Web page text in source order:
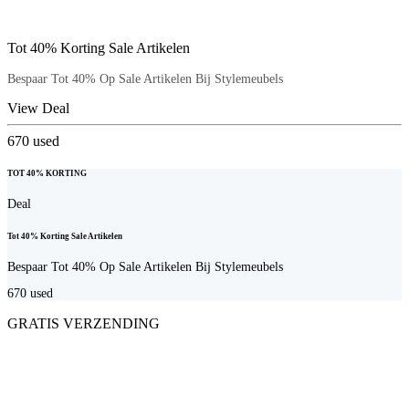
Tot 40% Korting Sale Artikelen
Bespaar Tot 40% Op Sale Artikelen Bij Stylemeubels
View Deal
670 used
TOT 40% KORTING
Deal
Tot 40% Korting Sale Artikelen
Bespaar Tot 40% Op Sale Artikelen Bij Stylemeubels
670 used
GRATIS VERZENDING